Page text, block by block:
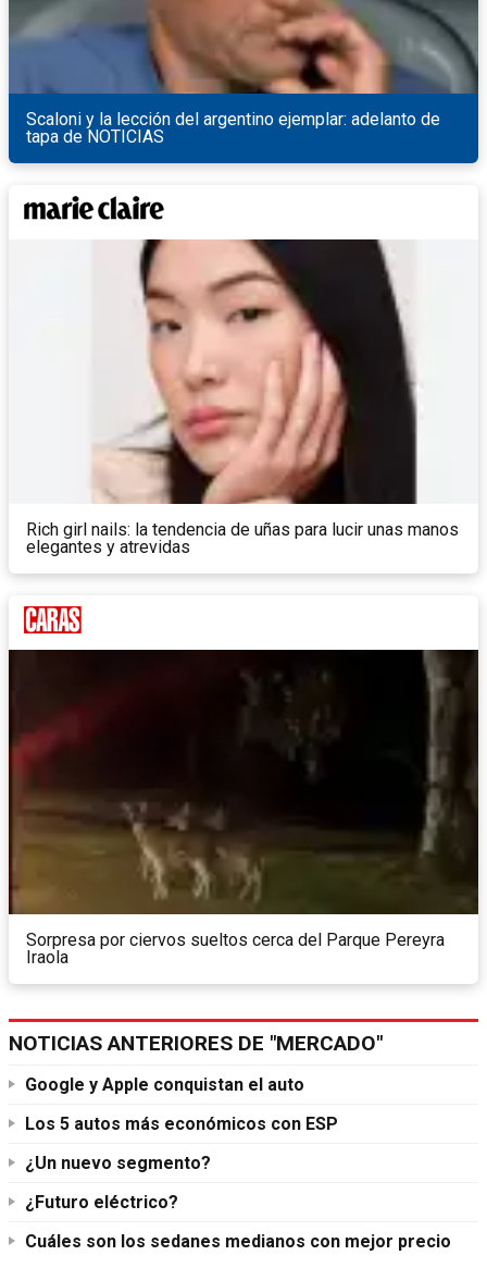
Scaloni y la lección del argentino ejemplar: adelanto de
tapa de NOTICIAS
Rich girl nails: la tendencia de uñas para lucir unas manos
elegantes y atrevidas
Sorpresa por ciervos sueltos cerca del Parque Pereyra
Iraola
NOTICIAS ANTERIORES DE "MERCADO"
Google y Apple conquistan el auto
Los 5 autos más económicos con ESP
¿Un nuevo segmento?
¿Futuro eléctrico?
Cuáles son los sedanes medianos con mejor precio